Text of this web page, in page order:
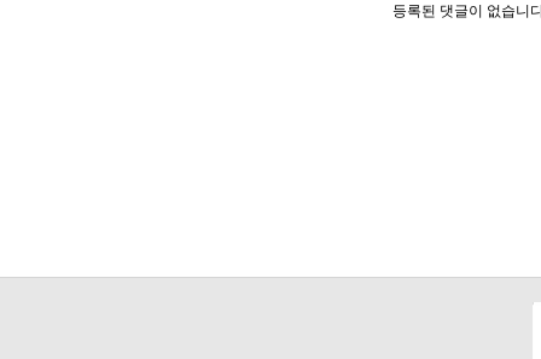
등록된 댓글이 없습니